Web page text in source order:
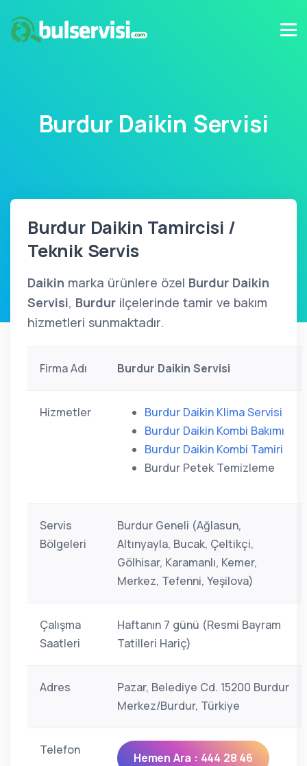
Burdur Daikin Servisi
Burdur Daikin Tamircisi /
Teknik Servis
Daikin marka ürünlere özel Burdur Daikin
Servisi, Burdur ilçelerinde tamir ve bakım
hizmetleri sunmaktadır.
Firma Adı Burdur Daikin Servisi
Hizmetler
Burdur Daikin Klima Servisi
Burdur Daikin Kombi Bakımı
Burdur Daikin Kombi Tamiri
Burdur Petek Temizleme
Servis
Bölgeleri
Burdur Geneli (Ağlasun,
Altınyayla, Bucak, Çeltikçi,
Gölhisar, Karamanlı, Kemer,
Merkez, Tefenni, Yeşilova)
Çalışma
Saatleri
Haftanın 7 günü (Resmi Bayram
Tatilleri Hariç)
Adres
Pazar, Belediye Cd. 15200 Burdur
Merkez/Burdur, Türkiye
Telefon
Hemen Ara : 444 28 46